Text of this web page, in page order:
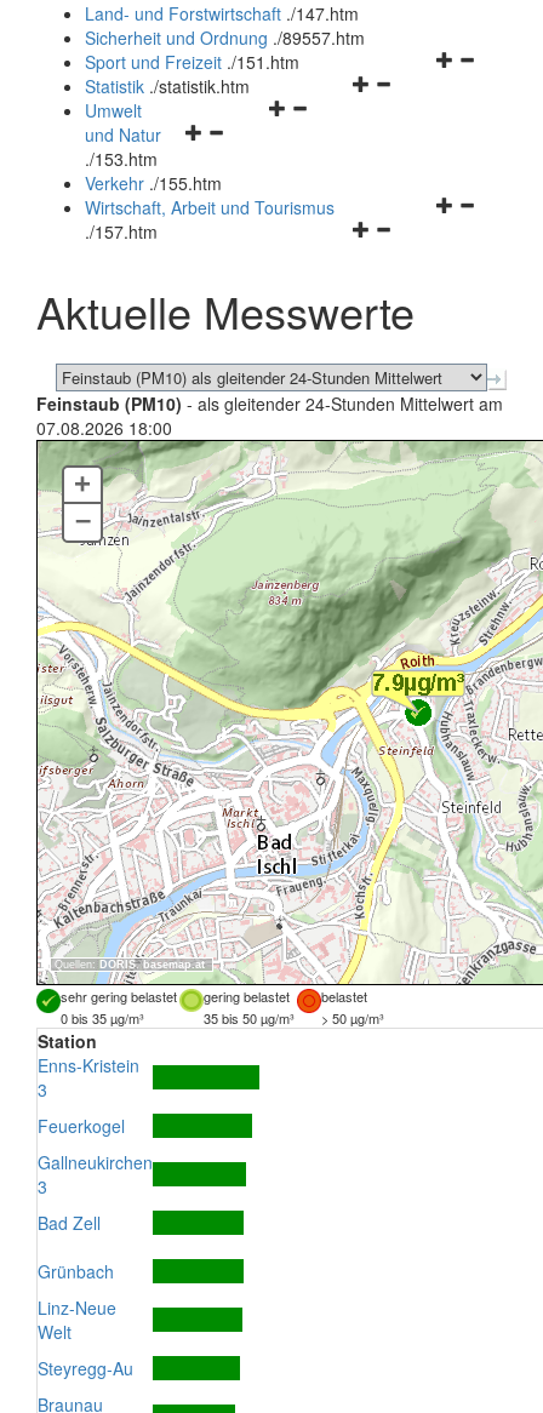
und
schließen
Land- und Forstwirtschaft ./147.htm
Sicherheit und Ordnung ./89557.htm
Navigationsmenü
Sport und Freizeit ./151.htm
Navigationsmenü
Statistik ./statistik.htm
Navigationsmenü
und
schließen
Umwelt
und Natur
./153.htm
Verkehr ./155.htm
Navigationsmenü
schließen
Wirtschaft, Arbeit und Tourismus
./157.htm
Aktuelle Messwerte
Feinstaub (PM10) - als gleitender 24-Stunden Mittelwert am
07.08.2026 18:00
Quellen: DORIS, basemap.at
+
–
sehr gering belastet gering belastet
belastet
0 bis 35 µg/m³
35 bis 50 µg/m³ > 50 µg/m³
Station
Enns-Kristein
3
Feuerkogel
Gallneukirchen
3
Bad Zell
Grünbach
Linz-Neue
Welt
Steyregg-Au
Braunau